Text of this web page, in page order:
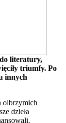
literatury,
triumfy. Po
innych
olbrzymich
dzieła